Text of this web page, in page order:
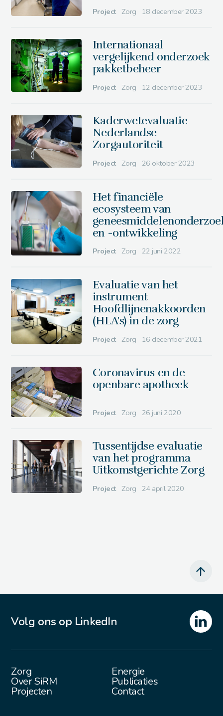
Project Zorg 18 december 2023
Internationaal
vergelijkend onderzoek
pakketbeheer
Project Zorg 12 december 2023
Kaderwetevaluatie
Nederlandse
Zorgautoriteit
Project Zorg 26 oktober 2023
Het financiële
ecosysteem van
en -ontwikkeling
Project Zorg 22 juni 2022
Evaluatie van het
instrument
Hoofdlijnenakkoorden
(HLA's) in de zorg
Project Zorg 16 december 2021
Coronavirus en de
openbare apotheek
Project Zorg 26 juni 2020
Tussentijdse evaluatie
van het programma
Uitkomstgerichte Zorg
Project Zorg 24 april 2020
Zorg Energie
Over SiRM Publicaties
Projecten Contact
Volg ons op LinkedIn